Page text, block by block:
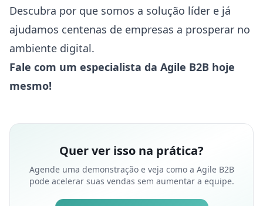
Descubra por que somos a solução líder e já
ajudamos centenas de empresas a prosperar no
ambiente digital.
Fale com um especialista da Agile B2B hoje
mesmo!
Quer ver isso na prática?
Agende uma demonstração e veja como a Agile B2B
pode acelerar suas vendas sem aumentar a equipe.